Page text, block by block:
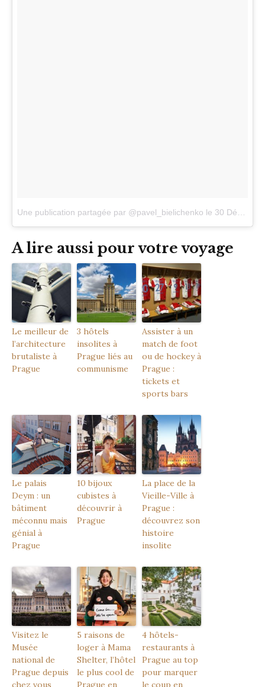
Une publication partagée par @pavel_bielichenko le 30 Déc. 2017 à 6 :22 PST
A lire aussi pour votre voyage
Le meilleur de
l’architecture
brutaliste à
Prague
3 hôtels
insolites à
Prague liés au
communisme
Assister à un
match de foot
ou de hockey à
Prague :
tickets et
sports bars
Le palais
Deym : un
bâtiment
méconnu mais
génial à
Prague
10 bijoux
cubistes à
découvrir à
Prague
La place de la
Vieille-Ville à
Prague :
découvrez son
histoire
insolite
Visitez le
Musée
national de
Prague depuis
chez vous
5 raisons de
loger à Mama
Shelter, l’hôtel
le plus cool de
Prague en
4 hôtels-
restaurants à
Prague au top
pour marquer
le coup en